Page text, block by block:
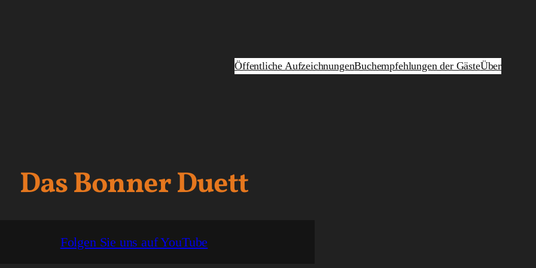
Öffentliche AufzeichnungenBuchempfehlungen der GästeÜber
Das Bonner Duett
Folgen Sie uns auf YouTube